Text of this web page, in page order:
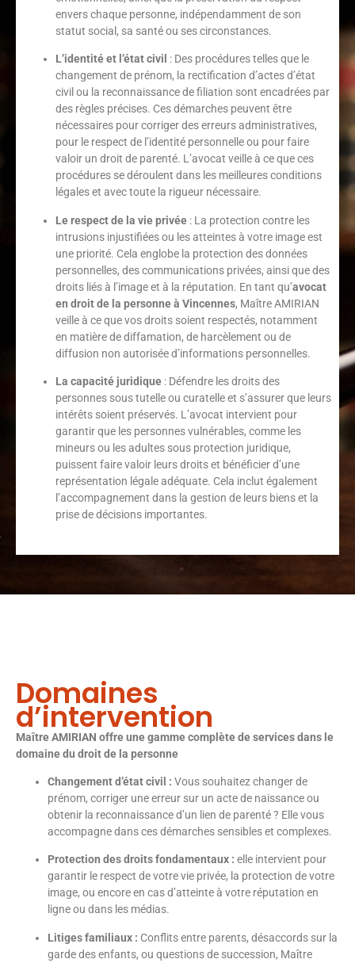
envers chaque personne, indépendamment de son
statut social, sa santé ou ses circonstances.
L’identité et l’état civil : Des procédures telles que le
changement de prénom, la rectification d’actes d’état
civil ou la reconnaissance de filiation sont encadrées par
des règles précises. Ces démarches peuvent être
nécessaires pour corriger des erreurs administratives,
pour le respect de l’identité personnelle ou pour faire
valoir un droit de parenté. L’avocat veille à ce que ces
procédures se déroulent dans les meilleures conditions
légales et avec toute la rigueur nécessaire.
Le respect de la vie privée : La protection contre les
intrusions injustifiées ou les atteintes à votre image est
une priorité. Cela englobe la protection des données
personnelles, des communications privées, ainsi que des
droits liés à l’image et à la réputation. En tant qu’avocat
en droit de la personne à Vincennes, Maître AMIRIAN
veille à ce que vos droits soient respectés, notamment
en matière de diffamation, de harcèlement ou de
diffusion non autorisée d’informations personnelles.
La capacité juridique : Défendre les droits des
personnes sous tutelle ou curatelle et s’assurer que leurs
intérêts soient préservés. L’avocat intervient pour
garantir que les personnes vulnérables, comme les
mineurs ou les adultes sous protection juridique,
puissent faire valoir leurs droits et bénéficier d’une
représentation légale adéquate. Cela inclut également
l’accompagnement dans la gestion de leurs biens et la
prise de décisions importantes.
Domaines
d’intervention
Maître AMIRIAN offre une gamme complète de services dans le
domaine du droit de la personne
Changement d’état civil : Vous souhaitez changer de
prénom, corriger une erreur sur un acte de naissance ou
obtenir la reconnaissance d’un lien de parenté ? Elle vous
accompagne dans ces démarches sensibles et complexes.
Protection des droits fondamentaux : elle intervient pour
garantir le respect de votre vie privée, la protection de votre
image, ou encore en cas d’atteinte à votre réputation en
ligne ou dans les médias.
Litiges familiaux : Conflits entre parents, désaccords sur la
garde des enfants, ou questions de succession, Maître